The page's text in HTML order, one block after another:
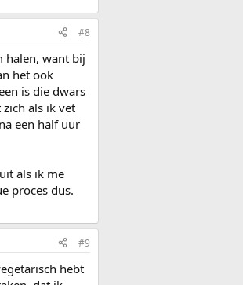
#8
halen, want bij
het ook
is die dwars
als ik vet
een half uur
als ik me
proces dus.
#9
hebt